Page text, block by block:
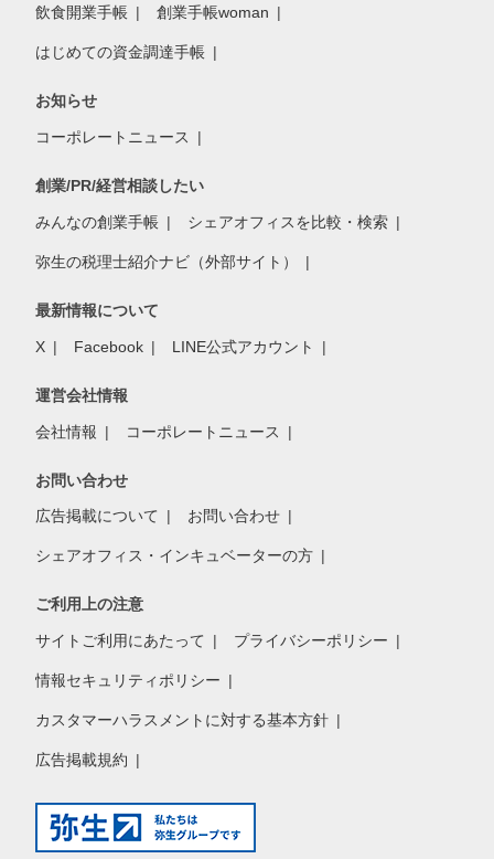
飲食開業手帳 創業手帳woman
はじめての資金調達手帳
お知らせ
コーポレートニュース
創業/PR/経営相談したい
みんなの創業手帳 シェアオフィスを比較・検索
弥生の税理士紹介ナビ（外部サイト）
最新情報について
X Facebook LINE公式アカウント
運営会社情報
会社情報 コーポレートニュース
お問い合わせ
広告掲載について お問い合わせ
シェアオフィス・インキュベーターの方
ご利用上の注意
サイトご利用にあたって プライバシーポリシー
情報セキュリティポリシー
カスタマーハラスメントに対する基本方針
広告掲載規約